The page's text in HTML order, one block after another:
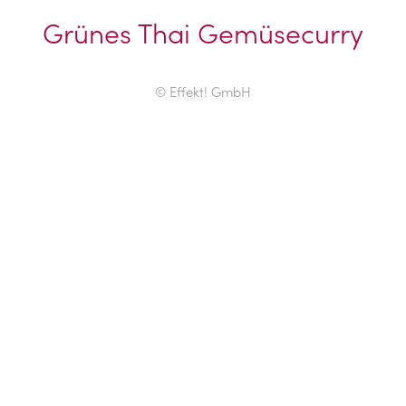
Grünes Thai Gemüsecurry
© Effekt! GmbH